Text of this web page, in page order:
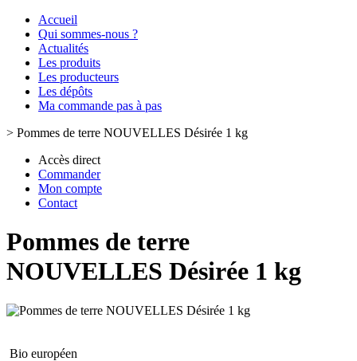
Accueil
Qui sommes-nous ?
Actualités
Les produits
Les producteurs
Les dépôts
Ma commande pas à pas
> Pommes de terre NOUVELLES Désirée 1 kg
Accès direct
Commander
Mon compte
Contact
Pommes de terre
NOUVELLES Désirée 1 kg
Bio européen